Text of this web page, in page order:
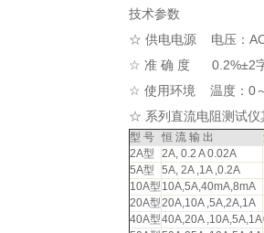
技术参数
☆ 供电电源 电压：
☆ 准 确 度 0.2%±2
☆ 使用环境 温度
☆ 系列直流电阻测试
型 号 恒 流 输 出
2A型
2A, 0.2 A 0.02A
5A型
5A, 2A ,1A ,0.2A
10A型 10A,5A,40mA,8mA
20A型20A,10A ,5A,2A,1A
40A型40A,20A ,10A,5A,1A